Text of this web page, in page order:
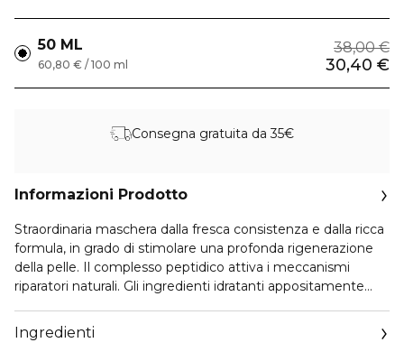
50 ML 38,00 €
30,40 €
60,80 € / 100 ml
Consegna gratuita da 35€
Informazioni Prodotto
Straordinaria maschera dalla fresca consistenza e dalla ricca
formula, in grado di stimolare una profonda rigenerazione
della pelle. Il complesso peptidico attiva i meccanismi
riparatori naturali. Gli ingredienti idratanti appositamente
idratazione (+91%*), rendendo la pelle più piena, soda e
morbida al tatto. *Test in vivo
Ingredienti